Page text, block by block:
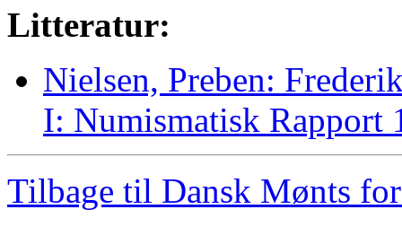
Litteratur:
Nielsen, Preben:
I: Numismatisk Rapport
Tilbage til Dansk Mønts